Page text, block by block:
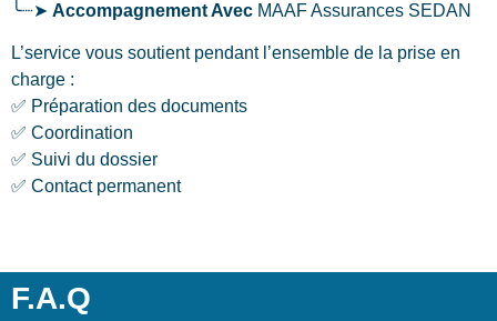
╰┈➤ Accompagnement Avec MAAF Assurances SEDAN
L’service vous soutient pendant l’ensemble de la prise en
charge :
✅ Préparation des documents
✅ Coordination
✅ Suivi du dossier
✅ Contact permanent
F.A.Q